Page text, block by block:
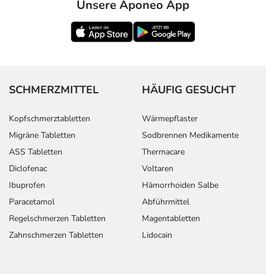
Unsere Aponeo App
SCHMERZMITTEL
Kopfschmerztabletten
Migräne Tabletten
ASS Tabletten
Diclofenac
Ibuprofen
Paracetamol
Regelschmerzen Tabletten
Zahnschmerzen Tabletten
HÄUFIG GESUCHT
Wärmepflaster
Sodbrennen Medikamente
Thermacare
Voltaren
Hämorrhoiden Salbe
Abführmittel
Magentabletten
Lidocain